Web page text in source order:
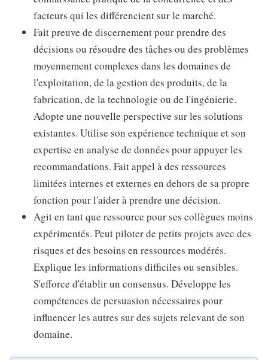
facteurs qui les différencient sur le marché.
Fait preuve de discernement pour prendre des
décisions ou résoudre des tâches ou des problèmes
moyennement complexes dans les domaines de
l'exploitation, de la gestion des produits, de la
fabrication, de la technologie ou de l'ingénierie.
Adopte une nouvelle perspective sur les solutions
existantes. Utilise son expérience technique et son
expertise en analyse de données pour appuyer les
recommandations. Fait appel à des ressources
limitées internes et externes en dehors de sa propre
fonction pour l'aider à prendre une décision.
Agit en tant que ressource pour ses collègues moins
expérimentés. Peut piloter de petits projets avec des
risques et des besoins en ressources modérés.
Explique les informations difficiles ou sensibles.
S'efforce d'établir un consensus. Développe les
compétences de persuasion nécessaires pour
influencer les autres sur des sujets relevant de son
domaine.